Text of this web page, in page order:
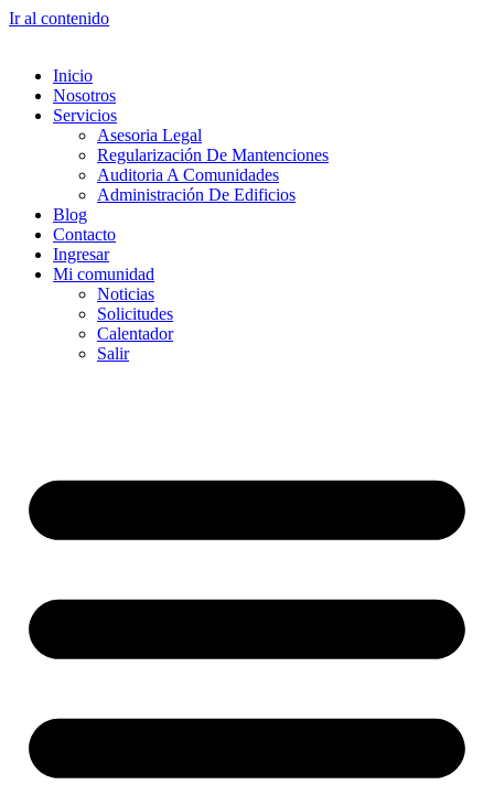
Ir al contenido
Inicio
Nosotros
Servicios
Asesoria Legal
Regularización De Mantenciones
Auditoria A Comunidades
Administración De Edificios
Blog
Contacto
Ingresar
Mi comunidad
Noticias
Solicitudes
Calentador
Salir